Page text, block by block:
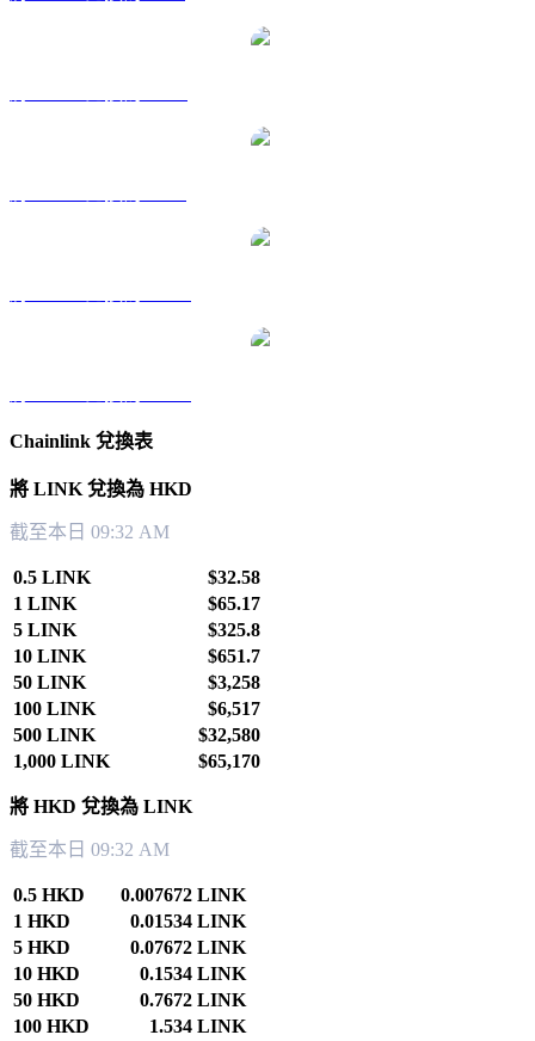
Chainlink 兌換表
將 LINK 兌換為 HKD
截至本日 09:32 AM
0.5 LINK
$32.58
1 LINK
$65.17
5 LINK
$325.8
10 LINK
$651.7
50 LINK
$3,258
100 LINK
$6,517
500 LINK
$32,580
1,000 LINK
$65,170
將 HKD 兌換為 LINK
截至本日 09:32 AM
0.5 HKD
0.007672 LINK
1 HKD
0.01534 LINK
5 HKD
0.07672 LINK
10 HKD
0.1534 LINK
50 HKD
0.7672 LINK
100 HKD
1.534 LINK